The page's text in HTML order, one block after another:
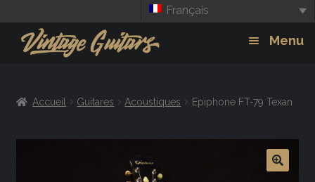
Français
Menu
Amplis
Effets
Accueil Guitares Acoustiques Epiphone FT-79 Texan